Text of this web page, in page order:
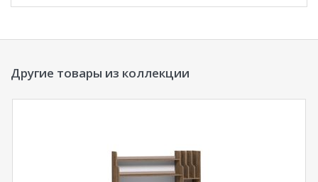
Другие товары из коллекции